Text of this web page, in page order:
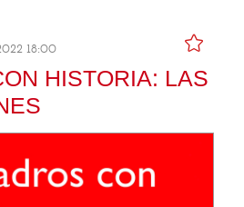
18:00
HISTORIA: LAS